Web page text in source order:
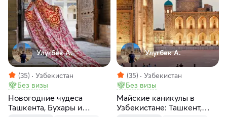
Улугбек А.
(35)
Узбекистан
Без визы
Новогодние чудеса
Ташкента, Бухары и
Улугбек А.
(35)
Узбекистан
Без визы
Майские каникулы в
Узбекистане: Ташкент,